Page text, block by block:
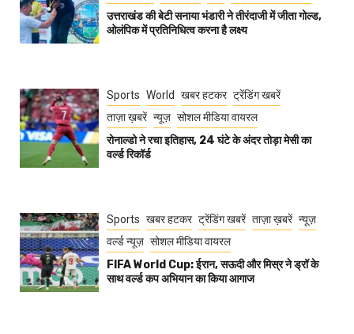
उत्तराखंड की बेटी सनाया भंडारी ने तीरंदाजी में जीता गोल्ड,
ओलंपिक में प्रतिनिधित्व करना है लक्ष्य
Sports World खबर हटकर ट्रेंडिंग खबरें
ताज़ा ख़बरें न्यूज़ सोशल मीडिया वायरल
रोनाल्डो ने रचा इतिहास, 24 घंटे के अंदर तोड़ा मेसी का
वर्ल्ड रिकॉर्ड
Sports खबर हटकर ट्रेंडिंग खबरें ताज़ा ख़बरें न्यूज़
वर्ल्ड न्यूज़ सोशल मीडिया वायरल
FIFA World Cup: ईरान, सऊदी और मिस्र ने ड्रॉ के
साथ वर्ल्ड कप अभियान का किया आगाज